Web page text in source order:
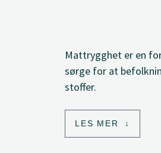
Mattrygghet er en
sørge for at
stoffer.
LES MER